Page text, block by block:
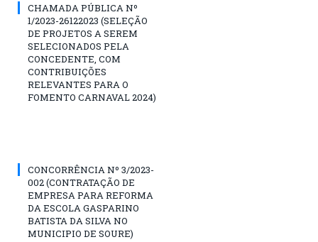
CHAMADA PÚBLICA Nº
1/2023-26122023 (SELEÇÃO
DE PROJETOS A SEREM
SELECIONADOS PELA
CONCEDENTE, COM
CONTRIBUIÇÕES
RELEVANTES PARA O
FOMENTO CARNAVAL 2024)
CONCORRÊNCIA Nº 3/2023-
002 (CONTRATAÇÃO DE
EMPRESA PARA REFORMA
DA ESCOLA GASPARINO
BATISTA DA SILVA NO
MUNICIPIO DE SOURE)